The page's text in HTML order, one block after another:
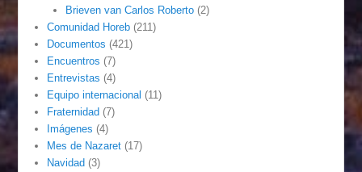
Brieven van Carlos Roberto(2)
Comunidad Horeb (211)
Documentos (421)
Encuentros (7)
Entrevistas (4)
Equipo internacional (11)
Fraternidad (7)
Imágenes (4)
Mes de Nazaret (17)
Navidad (3)